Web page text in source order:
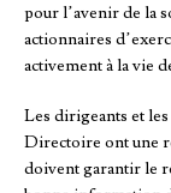
pour l’avenir de la
actionnaires
activement à la vie
Les dirigeants et
Directoire ont une
doivent garantir le